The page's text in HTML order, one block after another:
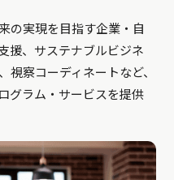
の実現を目指す企業・自
援、サステナブルビジネ
視察コーディネートなど、
グラム・サービスを提供